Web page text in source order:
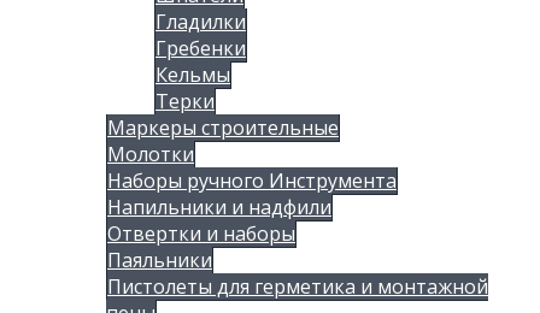
Гладилки
Гребенки
Кельмы
Терки
Маркеры строительные
Молотки
Наборы ручного Инструмента
Напильники и надфили
Отвертки и наборы
Паяльники
Пистолеты для герметика и монтажной